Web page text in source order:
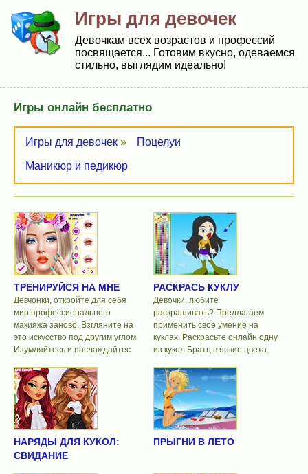
Игры для девочек
Девочкам всех возрастов и профессий
посвящается... Готовим вкусно, одеваемся
стильно, выглядим идеально!
Игры онлайн бесплатно
Игры для девочек » Поцелуи
Маникюр и педикюр
ТРЕНИРУЙСЯ НА МНЕ
Девчонки, откройте для себя
мир профессионального
макияжа заново. Взгляните на
это искусство под другим углом.
Изумляйтесь и наслаждайтес
РАСКРАСЬ КУКЛУ
Девочки, любите
раскрашивать? Предлагаем
применить свое умение на
куклах. Раскрасьте онлайн одну
из кукол Братц в яркие цвета.
НАРЯДЫ ДЛЯ КУКОЛ:
СВИДАНИЕ
ПРЫГНИ В ЛЕТО